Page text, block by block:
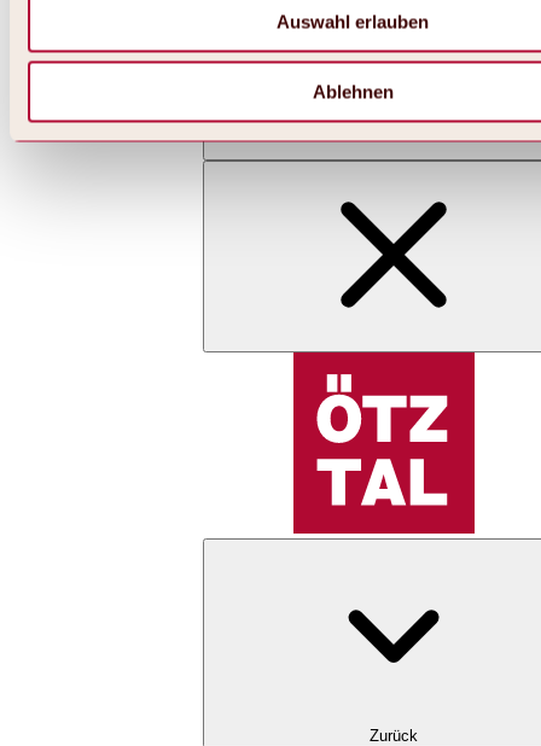
Auswahl erlauben
Ablehnen
Zurück